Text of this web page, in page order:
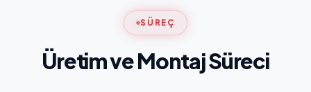
SÜREÇ
Üretim ve Montaj Süreci